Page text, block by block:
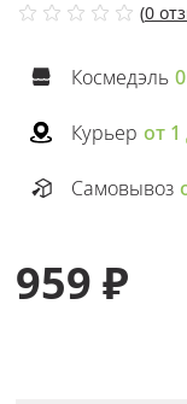
(0
Космедэль
Курьер от 1
Самовывоз
959 ₽